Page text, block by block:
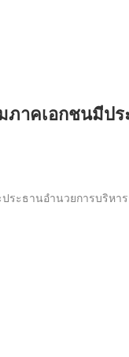
าคเอกชนมีปร
ระธานอำนวยการบริห